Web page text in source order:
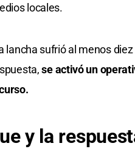
locales.
lancha sufrió al menos
se activó un
y la